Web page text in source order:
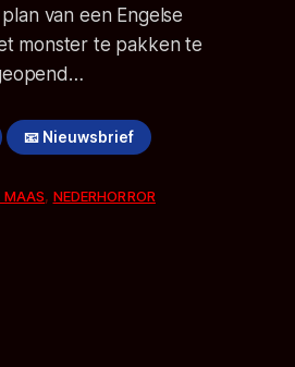
van een Engelse
monster te pakken te
📧 Nieuwsbrief
MAAS, NEDERHORROR